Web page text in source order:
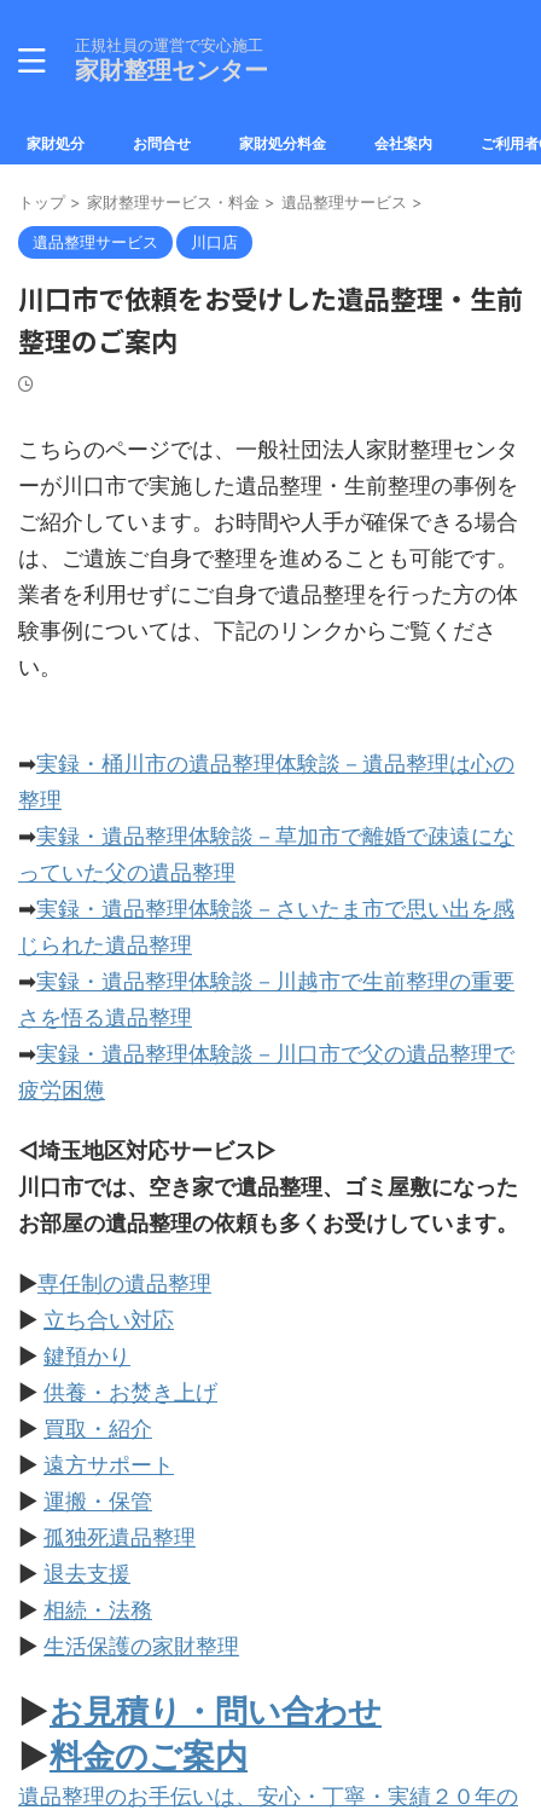
正規社員の運営で安心施工
家財整理センター
家財処分 お問合せ 家財処分料金 会社案内 ご利用
トップ > 家財整理サービス・料金 > 遺品整理サービス >
遺品整理サービス 川口店
川口市で依頼をお受けした遺品整理・生前
整理のご案内
こちらのページでは、一般社団法人家財整理センタ
ーが川口市で実施した遺品整理・生前整理の事例を
ご紹介しています。お時間や人手が確保できる場合
は、ご遺族ご自身で整理を進めることも可能です。
業者を利用せずにご自身で遺品整理を行った方の体
験事例については、下記のリンクからご覧くださ
い。
➡実録・桶川市の遺品整理体験談－遺品整理は心の
整理
➡実録・遺品整理体験談－草加市で離婚で疎遠にな
っていた父の遺品整理
➡実録・遺品整理体験談－さいたま市で思い出を感
じられた遺品整理
➡実録・遺品整理体験談－川越市で生前整理の重要
さを悟る遺品整理
➡実録・遺品整理体験談－川口市で父の遺品整理で
疲労困憊
◁埼玉地区対応サービス▷
川口市では、空き家で遺品整理、ゴミ屋敷になった
お部屋の遺品整理の依頼も多くお受けしています。
▶専任制の遺品整理
▶ 立ち合い対応
▶ 鍵預かり
▶ 供養・お焚き上げ
▶ 買取・紹介
▶ 遠方サポート
▶ 運搬・保管
▶ 孤独死遺品整理
▶ 退去支援
▶ 相続・法務
▶ 生活保護の家財整理
▶お見積り・問い合わせ
▶料金のご案内
遺品整理のお手伝いは、安心・丁寧・実績２０年の